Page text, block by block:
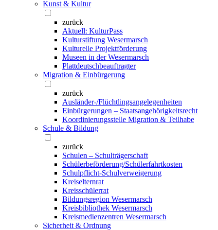
Kunst & Kultur
zurück
Aktuell: KulturPass
Kulturstiftung Wesermarsch
Kulturelle Projektförderung
Museen in der Wesermarsch
Plattdeutschbeauftragter
Migration & Einbürgerung
zurück
Ausländer-/Flüchtlingsangelegenheiten
Einbürgerungen – Staatsangehörigkeitsrecht
Koordinierungsstelle Migration & Teilhabe
Schule & Bildung
zurück
Schulen – Schulträgerschaft
Schülerbeförderung/Schülerfahrtkosten
Schulpflicht-Schulverweigerung
Kreiselternrat
Kreisschülerrat
Bildungsregion Wesermarsch
Kreisbibliothek Wesermarsch
Kreismedienzentren Wesermarsch
Sicherheit & Ordnung